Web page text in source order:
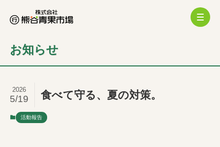
お知らせ
食べて守る、夏の対策。
2026
5/19
活動報告